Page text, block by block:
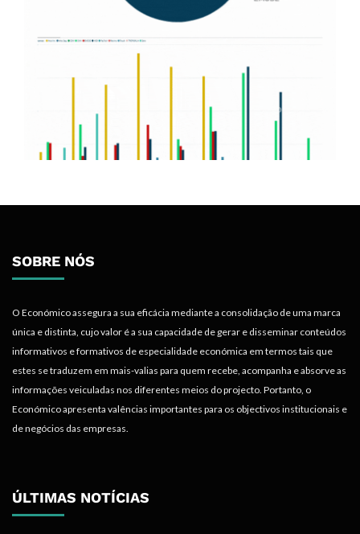
SOBRE NÓS
O Económico assegura a sua eficácia mediante a consolidação de uma marca
única e distinta, cujo valor é a sua capacidade de gerar e disseminar conteúdos
informativos e formativos de especialidade económica em termos tais que
estes se traduzem em mais-valias para quem recebe, acompanha e absorve as
informações veiculadas nos diferentes meios do projecto. Portanto, o
Económico apresenta valências importantes para os objectivos institucionais e
de negócios das empresas.
ÚLTIMAS NOTÍCIAS